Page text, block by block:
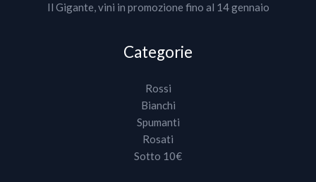
Il Gigante, vini in promozione fino al 14 gennaio
Categorie
Rossi
Bianchi
Spumanti
Rosati
Sotto 10€